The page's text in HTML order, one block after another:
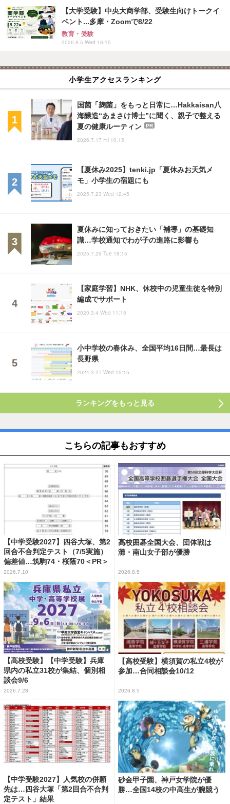
【大学受験】中央大商学部、受験生向けトークイ
ベント...多摩・Zoomで8/22
教育・受験
2026.8.5 Wed 16:15
小学生アクセスランキング
国菌「麹菌」をもっと日常に…Hakkaisan八
海醸造“あまさけ博士”に聞く、親子で整える
夏の健康ルーティン
PR
2026.7.17 Fri 10:15
【夏休み2025】tenki.jp「夏休みお天気メ
モ」小学生の宿題にも
2025.7.23 Wed 12:45
夏休みに知っておきたい「補導」の基礎知
識…学校通知でわが子の進路に影響も
2025.7.29 Tue 18:15
【家庭学習】NHK、休校中の児童生徒を特別
編成でサポート
2020.3.4 Wed 11:15
小中学校の春休み、全国平均16日間…最長は
長野県
2024.3.27 Wed 15:15
ランキングをもっと見る
こちらの記事もおすすめ
【中学受験2027】四谷大塚、第2
回合不合判定テスト（7/5実施）
偏差値…筑駒74・桜蔭70＜PR＞
2026.7.10
高校囲碁全国大会、団体戦は
灘・南山女子部が優勝
2026.8.5
【高校受験】【中学受験】兵庫
県内の私立31校が集結、個別相
談会9/6
2026.7.28
【高校受験】横須賀の私立4校が
参加…合同相談会10/12
2026.8.5
【中学受験2027】人気校の併願
先は…四谷大塚「第2回合不合判
定テスト」結果
砂金甲子園、神戸女学院が優
勝…全国14校の中高生が腕競う